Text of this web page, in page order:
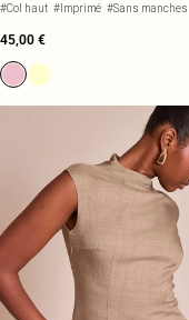
#Col haut #Imprimé #Sans manches
45,00 €